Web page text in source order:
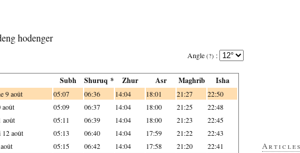
hodenger
Angle (?) :
Subh Shuruq * Zhur Asr Maghrib Isha
9 août 05:07 06:36 14:04 18:01 21:27 22:50
août 05:09 06:37 14:04 18:00 21:25 22:48
août 05:11 06:39 14:04 18:00 21:23 22:45
août 05:13 06:40 14:04 17:59 21:22 22:43
05:15 06:42 14:04 17:58 21:20 22:41